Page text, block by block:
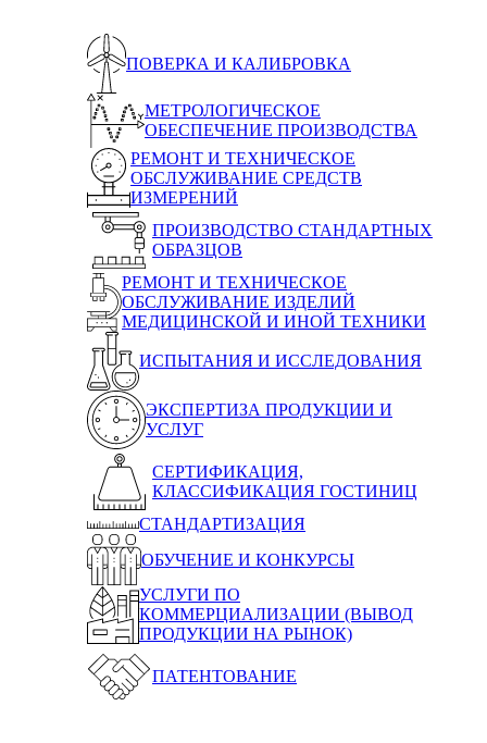
ПОВЕРКА И КАЛИБРОВКА
МЕТРОЛОГИЧЕСКОЕ
ОБЕСПЕЧЕНИЕ ПРОИЗВОДСТВА
РЕМОНТ И ТЕХНИЧЕСКОЕ
ОБСЛУЖИВАНИЕ СРЕДСТВ
ИЗМЕРЕНИЙ
ПРОИЗВОДСТВО СТАНДАРТНЫХ
ОБРАЗЦОВ
РЕМОНТ И ТЕХНИЧЕСКОЕ
ОБСЛУЖИВАНИЕ ИЗДЕЛИЙ
МЕДИЦИНСКОЙ И ИНОЙ ТЕХНИКИ
ИСПЫТАНИЯ И ИССЛЕДОВАНИЯ
ЭКСПЕРТИЗА ПРОДУКЦИИ И
УСЛУГ
СЕРТИФИКАЦИЯ,
КЛАССИФИКАЦИЯ ГОСТИНИЦ
СТАНДАРТИЗАЦИЯ
ОБУЧЕНИЕ И КОНКУРСЫ
УСЛУГИ ПО
КОММЕРЦИАЛИЗАЦИИ (ВЫВОД
ПРОДУКЦИИ НА РЫНОК)
ПАТЕНТОВАНИЕ